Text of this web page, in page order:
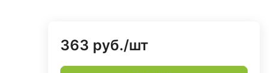
363 руб./шт